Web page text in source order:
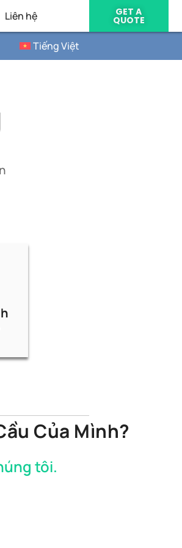
Liên hệ GET A
QUOTE
Tiếng Việt
Của Mình?
tôi.